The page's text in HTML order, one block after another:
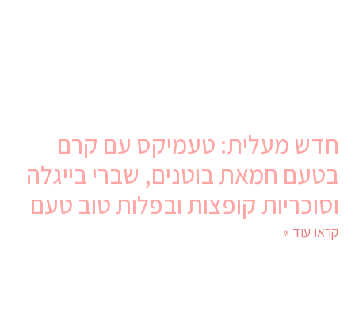
חדש מעלית: טעמיקס עם קרם
בטעם חמאת בוטנים, שברי בייגלה
וסוכריות קופצות ובפלות טוב טעם
קראו עוד »